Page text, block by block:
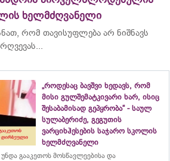
ხელმძღვანელი
რომ თავისუფლება არ ნიშნავს
„როდესაც ბავშვი ხედავს, რომ
მისი გულშემატკივარი ხარ, ისიც
შესაბამისად გეპყრობა“ - საულ
სულაბერიძე, გეგუთის
ვარციხჰესების საჯარო სკოლის
ხელმძღვანელი
გააკეთოს მოსწავლეებისა და